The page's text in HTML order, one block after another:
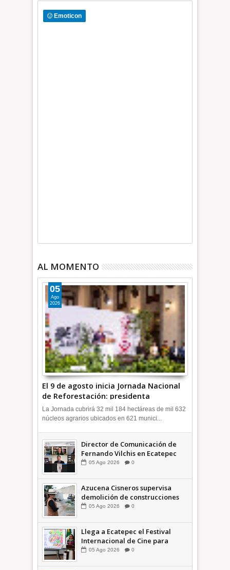
Emoticon
AL MOMENTO
El 9 de agosto inicia Jornada Nacional
de Reforestación: presidenta
Sheinbaum +Video INFORMATIVA
05
Ago
2026
La Jornada cubrirá 32 mil 184 hectáreas de mil 632
núcleos agrarios ubicados en 621 munici...
Director de Comunicación de
Fernando Vilchis en Ecatepec
financió publicaciones en redes
Cisneros: TEEM INFORMATIVA
05 Ago 2026 0
Azucena Cisneros supervisa
demolición de construcciones
ilegales en zona federal
05 Ago 2026 0
Llega a Ecatepec el Festival
Internacional de Cine para
Niños (… y no tan Niños) +Video
05 Ago 2026 0